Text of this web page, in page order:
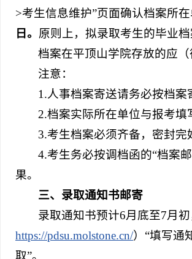
>考生信息维护”页面确认档案所
日。 原则上，拟录取考生的毕业
档案在平顶山学院存放的应
注意：
1.人事档案寄送请务必按档案
2.档案实际所在单位与报考填
3.考生档案必须齐备，密封
4.考生务必按调档函的“档案
果。
三、 录取通知书邮寄
录取通知书预计6月底至7月
https://pdsu.molstone.cn/）“填写通
取”。